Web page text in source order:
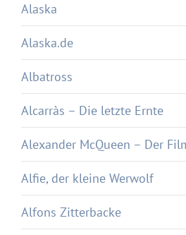
Alaska
Alaska.de
Albatross
Alcarràs – Die letzte Ernte
Alexander McQueen – Der
Alfie, der kleine Werwolf
Alfons Zitterbacke